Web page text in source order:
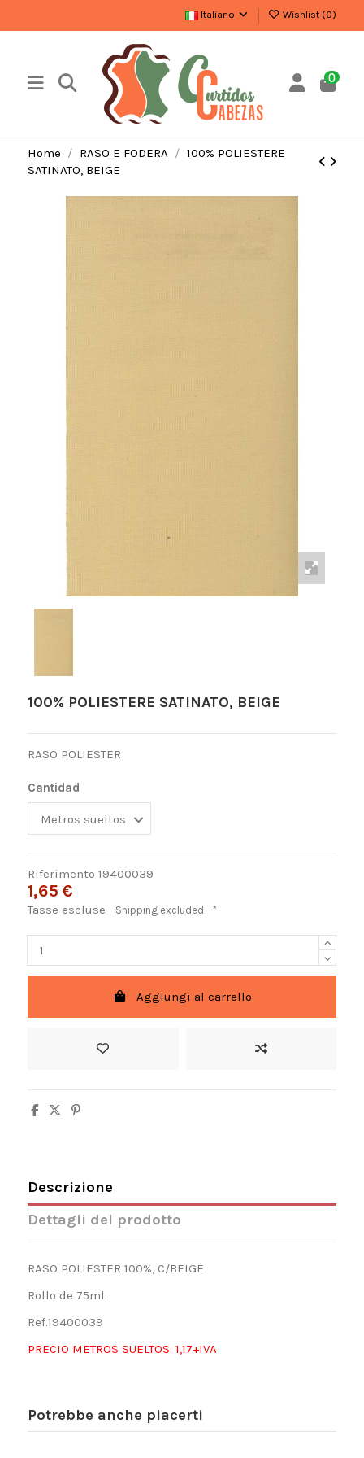
Italiano Wishlist (0)
0
Home RASO E FODERA
100% POLIESTERE
SATINATO, BEIGE
100% POLIESTERE SATINATO, BEIGE
RASO POLIESTER
Cantidad
Riferimento 19400039
1,65 €
Tasse escluse Shipping excluded *
Aggiungi al carrello
Descrizione
Dettagli del prodotto
RASO POLIESTER 100%, C/BEIGE
Rollo de 75ml.
Ref.19400039
PRECIO METROS SUELTOS: 1,17+IVA
Potrebbe anche piacerti